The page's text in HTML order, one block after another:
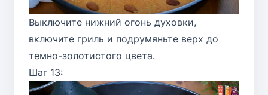
Выключите нижний огонь духовки,
включите гриль и подрумяньте верх до
темно-золотистого цвета.
Шаг 13: